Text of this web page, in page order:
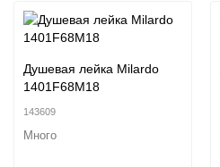
Душевая лейка Milardo
1401F68M18
143609
Много